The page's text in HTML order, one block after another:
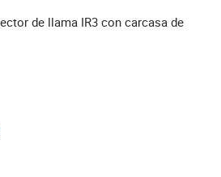
de llama IR3 con carcasa de